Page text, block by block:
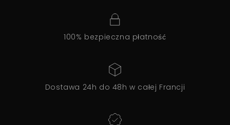
100% bezpieczna płatność
Dostawa 24h do 48h w całej Francji